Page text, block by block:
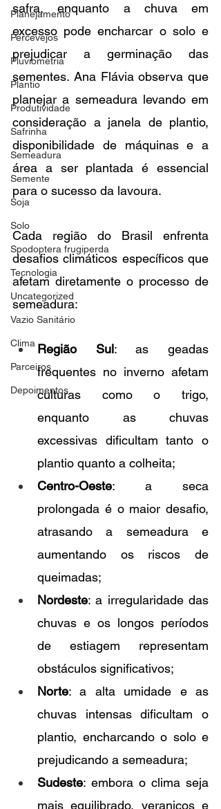
Planejamento
Percevejos
Pluviometria
Plantio
Produtividade
Safrinha
Semeadura
Semente
Soja
Solo
Spodoptera frugiperda
Tecnologia
Uncategorized
Vazio Sanitário
Clima
Parceiros
Depoimentos
safra, enquanto a chuva em
excesso pode encharcar o solo e
prejudicar a germinação das
sementes. Ana Flávia observa que
planejar a semeadura levando em
consideração a janela de plantio,
disponibilidade de máquinas e a
área a ser plantada é essencial
para o sucesso da lavoura.
Cada região do Brasil enfrenta
desafios climáticos específicos que
afetam diretamente o processo de
semeadura:
Região Sul: as geadas
frequentes no inverno afetam
culturas como o trigo,
enquanto as chuvas
excessivas dificultam tanto o
plantio quanto a colheita;
Centro-Oeste: a seca
prolongada é o maior desafio,
atrasando a semeadura e
aumentando os riscos de
queimadas;
Nordeste: a irregularidade das
chuvas e os longos períodos
de estiagem representam
obstáculos significativos;
Norte: a alta umidade e as
chuvas intensas dificultam o
plantio, encharcando o solo e
prejudicando a semeadura;
Sudeste: embora o clima seja
mais equilibrado, veranicos e